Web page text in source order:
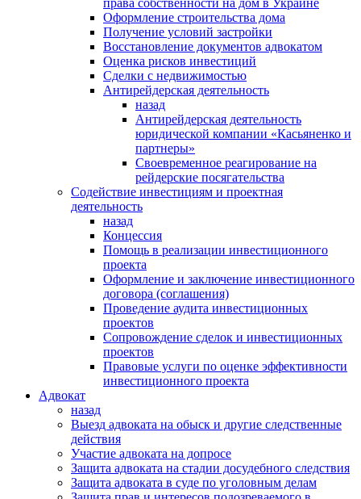
права собственности на дом в Украине
Оформление строительства дома
Получение условий застройки
Восстановление документов адвокатом
Оценка рисков инвестиций
Сделки с недвижимостью
Антирейдерская деятельность
назад
Антирейдерская деятельность
юридической компании «Касьяненко и
партнеры»
Своевременное реагирование на
рейдерские посягательства
Содействие инвестициям и проектная
деятельность
назад
Концессия
Помощь в реализации инвестиционного
проекта
Оформление и заключение инвестиционного
договора (соглашения)
Проведение аудита инвестиционных
проектов
Сопровождение сделок и инвестиционных
проектов
Правовые услуги по оценке эффективности
инвестиционного проекта
Адвокат
назад
Выезд адвоката на обыск и другие следственные
действия
Участие адвоката на допросе
Защита адвоката на стадии досудебного следствия
Защита адвоката в суде по уголовным делам